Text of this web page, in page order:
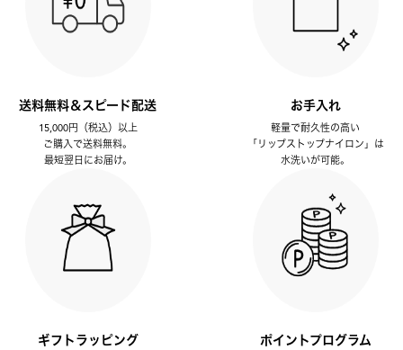
送料無料＆スピード配送
15,000円（税込）以上
ご購入で送料無料。
最短翌日にお届け。
お手入れ
軽量で耐久性の高い
「リップストップナイロン」は
水洗いが可能。
ギフトラッピング ポイントプログラム